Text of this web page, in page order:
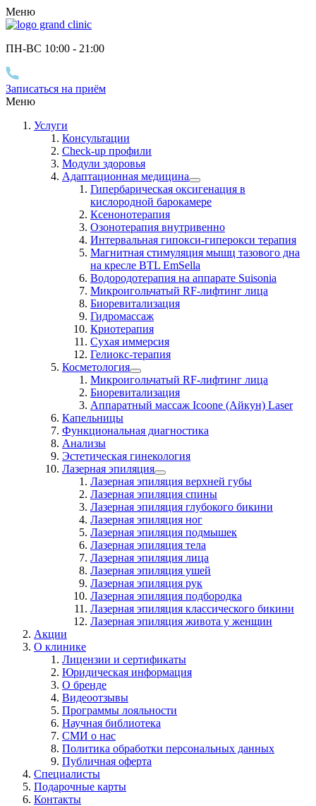
Меню
ПН-ВС 10:00 - 21 :00
Записаться на приём
Меню
Услуги
Консультации
Check-up профили
Модули здоровья
Адаптационная медицина
Гипербарическая оксигенация в
кислородной барокамере
Ксенонотерапия
Озонотерапия внутривенно
Интервальная гипокси-гиперокси терапия
Магнитная стимуляция мышц тазового дна
на кресле BTL EmSella
Водородотерапия на аппарате Suisonia
Микроигольчатый RF-лифтинг лица
Биоревитализация
Гидромассаж
Криотерапия
Сухая иммерсия
Гелиокс-терапия
Косметология
Микроигольчатый RF-лифтинг лица
Биоревитализация
Аппаратный массаж Icoone (Айкун) Laser
Капельницы
Функциональная диагностика
Анализы
Эстетическая гинекология
Лазерная эпиляция
Лазерная эпиляция верхней губы
Лазерная эпиляция спины
Лазерная эпиляция глубокого бикини
Лазерная эпиляция ног
Лазерная эпиляция подмышек
Лазерная эпиляция тела
Лазерная эпиляция лица
Лазерная эпиляция ушей
Лазерная эпиляция рук
Лазерная эпиляция подбородка
Лазерная эпиляция классического бикини
Лазерная эпиляция живота у женщин
Акции
О клинике
Лицензии и сертификаты
Юридическая информация
О бренде
Видеоотзывы
Программы лояльности
Научная библиотека
СМИ о нас
Политика обработки персональных данных
Публичная оферта
Специалисты
Подарочные карты
Контакты